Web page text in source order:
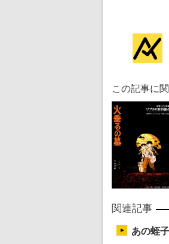
この記事に
関連記事
あの蛭